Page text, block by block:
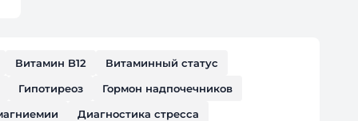
Витамин B12
Витаминный статус
Гипотиреоз
Гормон надпочечников
Диагностика стресса